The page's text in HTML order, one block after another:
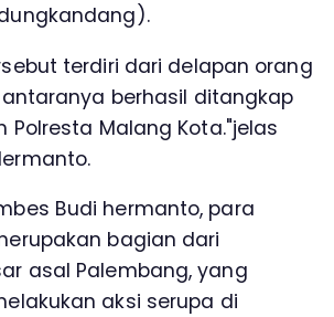
terdiri dari delapan orang
antaranya berhasil ditangkap
Polresta Malang Kota."jelas
Budi hermanto, para
bagian dari
asal Palembang, yang
aksi serupa di